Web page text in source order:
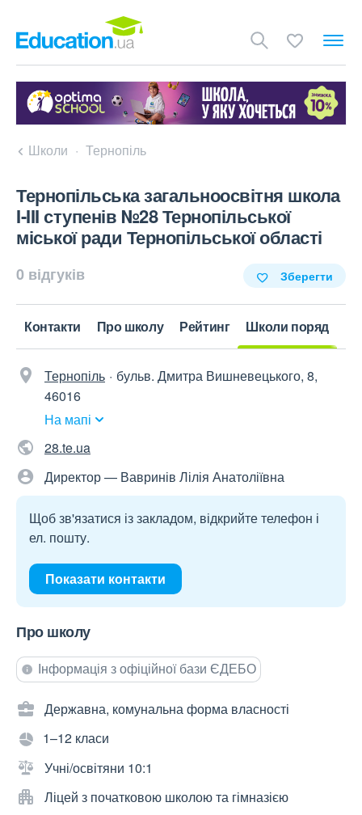
Школи Тернопіль
Тернопільська загальноосвітня школа
I-III ступенів №28 Тернопільської
міської ради Тернопільської області
0 відгуків Зберегти
Контакти Про школу Рейтинг Школи поряд
Тернопіль
бульв. Дмитра Вишневецького, 8,
46016
На мапі
28.te.ua
Директор — Вавринів Лілія Анатоліївна
Щоб зв'язатися із закладом, відкрийте телефон і
ел. пошту.
Показати контакти
Про школу
Інформація з офіційної бази ЄДЕБО
Державна, комунальна форма власності
1–12 класи
Учні/освітяни 10:1
Ліцей з початковою школою та гімназією